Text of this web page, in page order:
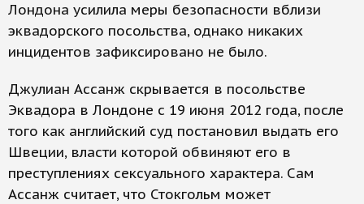
Лондона усилила меры безопасности вблизи
эквадорского посольства, однако никаких
инцидентов зафиксировано не было.
Джулиан Ассанж скрывается в посольстве
Эквадора в Лондоне с 19 июня 2012 года, после
того как английский суд постановил выдать его
Швеции, власти которой обвиняют его в
преступлениях сексуального характера. Сам
Ассанж считает, что Стокгольм может